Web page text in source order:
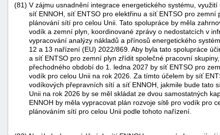
(81) V zájmu usnadnění integrace energetického systému,
síť ENNOH, síť ENTSO pro elektřinu a síť ENTSO pro
plánování sítí pro celou Unii. Tato spolupráce by měla
vodík a zemní plyn, koordinované zprávy o nedostatcích v
vypracování analýzy nákladů a přínosů energetického
12 a 13 nařízení (EU) 2022/869. Aby byla tato spolupráce
a síť ENTSO pro zemní plyn zřídit společné pracovní
přechodného období do 1. ledna 2027 by síť ENTSO pro
vodík pro celou Unii na rok 2026. Za tímto účelem by síť
vodíkových přepravních sítí a síť ENNOH, jakmile bude tato
Unii na rok 2026 by se měl skládat ze dvou samostatných
ENNOH by měla vypracovat plán rozvoje sítě pro vodík pro
plánováním sítí pro celou Unii podle tohoto nařízení.